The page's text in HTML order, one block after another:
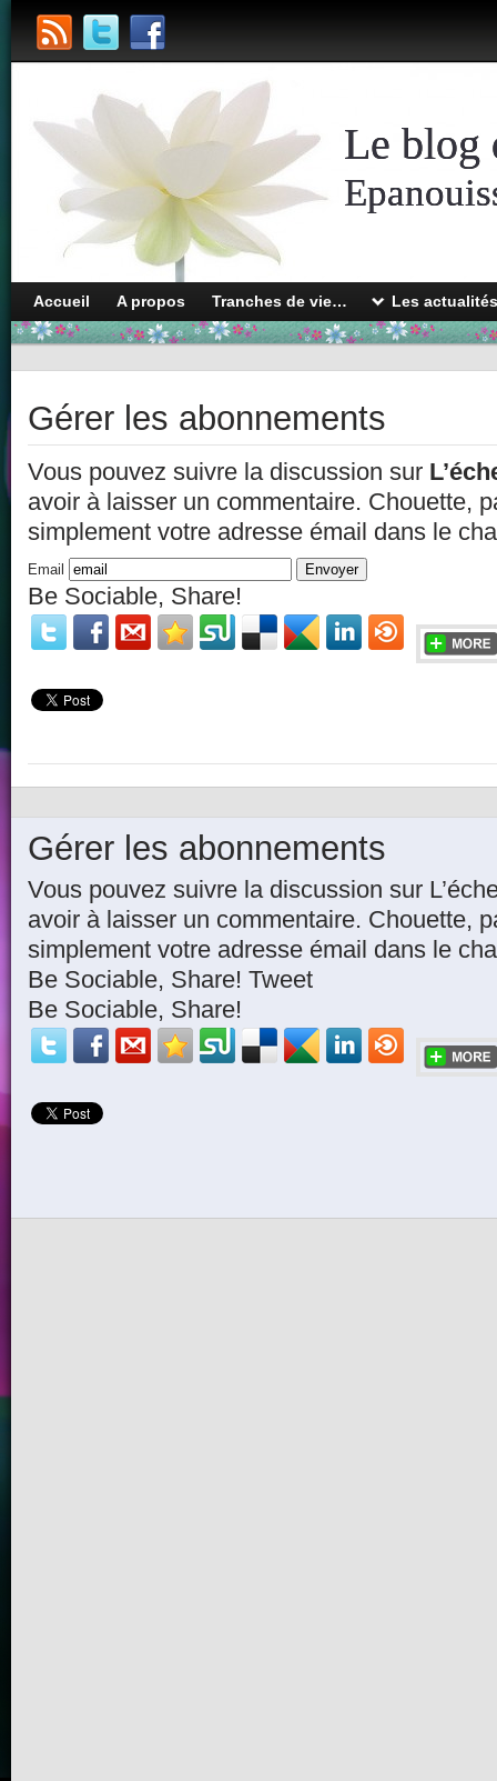
Le blog
Accueil A propos Tranches de vie… Les
Gérer les abonnements
Vous pouvez suivre la discussion sur
avoir à laisser un commentaire. Chouette,
simplement votre adresse émail dans le
Email
Be Sociable, Share!
Gérer les abonnements
Vous pouvez suivre la discussion sur
avoir à laisser un commentaire. Chouette,
simplement votre adresse émail dans le
Be Sociable, Share! Tweet
Be Sociable, Share!